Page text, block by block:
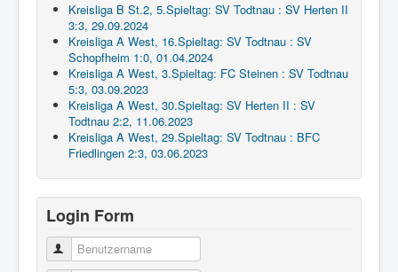
Kreisliga B St.2, 5.Spieltag: SV Todtnau : SV Herten II
3:3, 29.09.2024
Kreisliga A West, 16.Spieltag: SV Todtnau : SV
Schopfheim 1:0, 01.04.2024
Kreisliga A West, 3.Spieltag: FC Steinen : SV Todtnau
5:3, 03.09.2023
Kreisliga A West, 30.Spieltag: SV Herten II : SV
Todtnau 2:2, 11.06.2023
Kreisliga A West, 29.Spieltag: SV Todtnau : BFC
Friedlingen 2:3, 03.06.2023
Login Form
Benutzername